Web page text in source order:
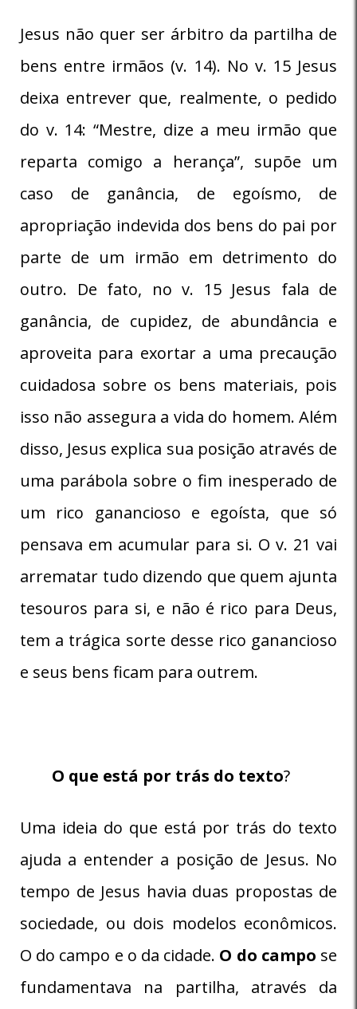
Jesus não quer ser árbitro da partilha de
bens entre irmãos (v. 14). No v. 15 Jesus
deixa entrever que, realmente, o pedido
do v. 14: “Mestre, dize a meu irmão que
reparta comigo a herança”, supõe um
caso de ganância, de egoísmo, de
apropriação indevida dos bens do pai por
parte de um irmão em detrimento do
outro. De fato, no v. 15 Jesus fala de
ganância, de cupidez, de abundância e
aproveita para exortar a uma precaução
cuidadosa sobre os bens materiais, pois
isso não assegura a vida do homem. Além
disso, Jesus explica sua posição através de
uma parábola sobre o fim inesperado de
um rico ganancioso e egoísta, que só
pensava em acumular para si. O v. 21 vai
arrematar tudo dizendo que quem ajunta
tesouros para si, e não é rico para Deus,
tem a trágica sorte desse rico ganancioso
e seus bens ficam para outrem.
O que está por trás do texto?
Uma ideia do que está por trás do texto
ajuda a entender a posição de Jesus. No
tempo de Jesus havia duas propostas de
sociedade, ou dois modelos econômicos.
O do campo e o da cidade. O do campo se
fundamentava na partilha, através da